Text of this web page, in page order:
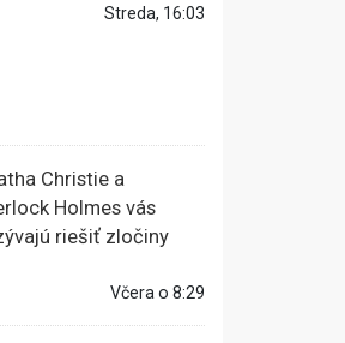
Streda, 16:03
Christie a
Holmes vás
riešiť zločiny
Včera o 8:29